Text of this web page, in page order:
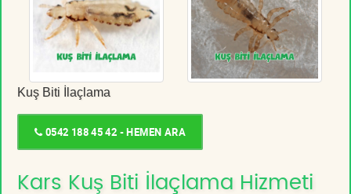
Kuş Biti İlaçlama
0542 188 45 42 - HEMEN ARA
Kars Kuş Biti İlaçlama Hizmeti